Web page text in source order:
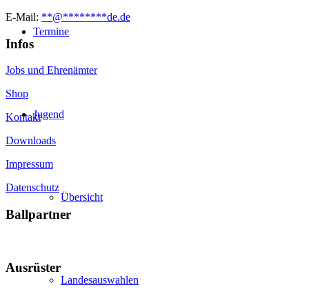
Termine
Jugend
Übersicht
Landesauswahlen
E-Mail: **@********de.de
Infos
Jobs und Ehrenämter
Shop
Kontakt
Downloads
Impressum
Datenschutz
Ballpartner
Ausrüster